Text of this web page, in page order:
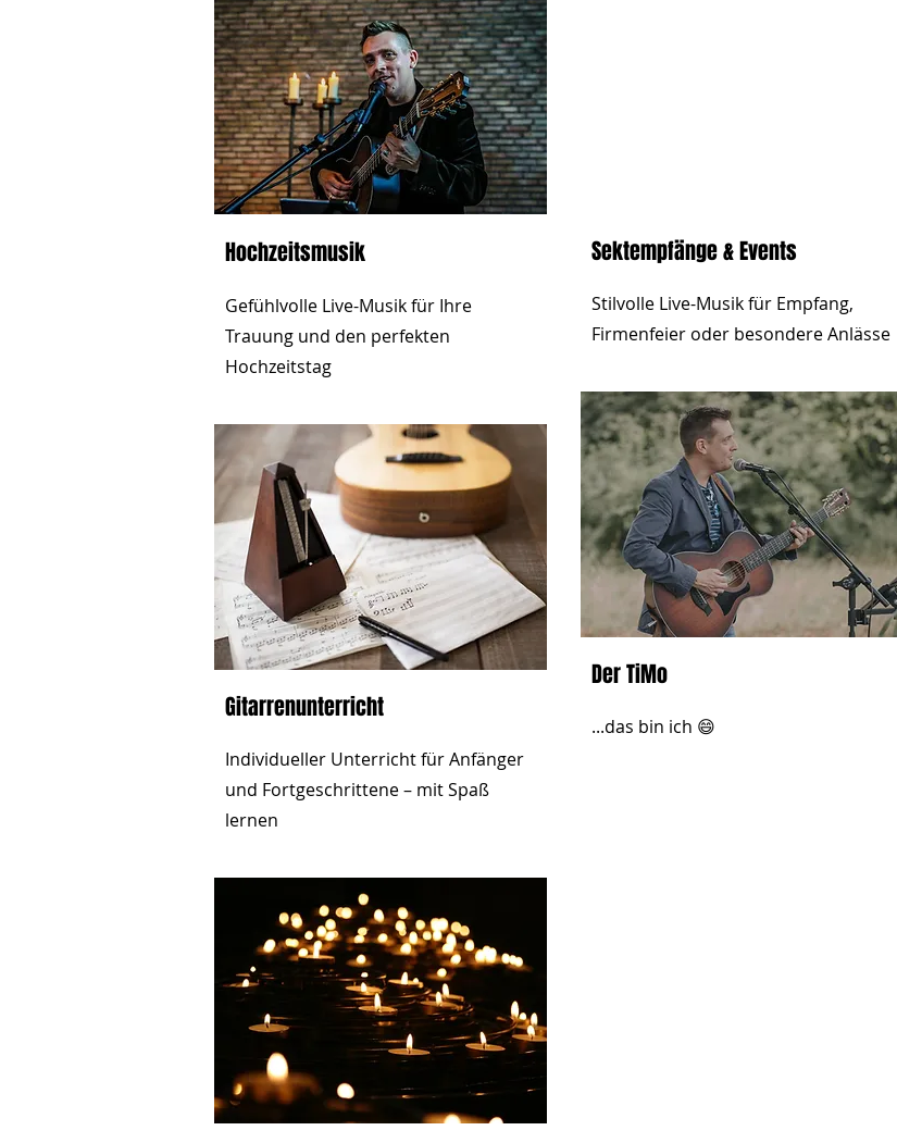
Hochzeitsmusik
Gefühlvolle Live-Musik für Ihre
Trauung und den perfekten
Hochzeitstag
Gitarrenunterricht
Individueller Unterricht für Anfänger
und Fortgeschrittene – mit Spaß
lernen
Sektempfänge & Events
Stilvolle Live-Musik für Empfang,
Firmenfeier oder besondere Anlässe
Der TiMo
...das bin ich 😄